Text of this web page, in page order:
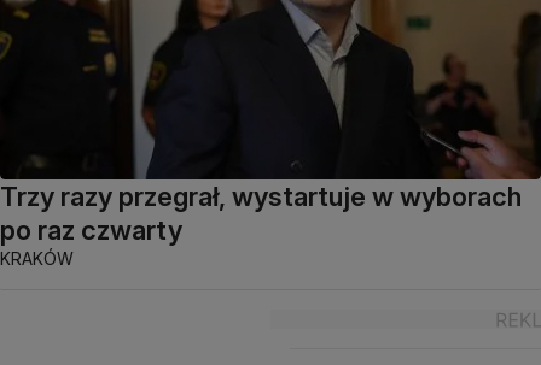
Trzy razy przegrał, wystartuje w wyborach
po raz czwarty
KRAKÓW